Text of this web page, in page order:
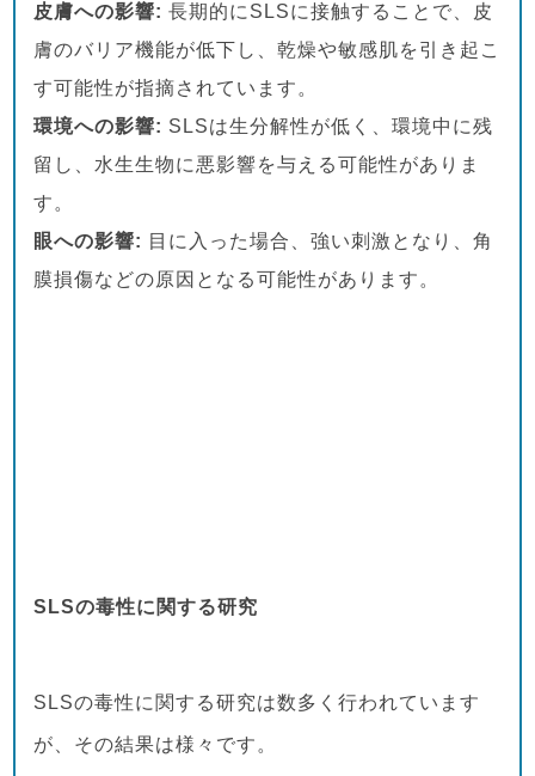
皮膚への影響: 長期的にSLSに接触することで、皮
膚のバリア機能が低下し、乾燥や敏感肌を引き起こ
す可能性が指摘されています。
環境への影響: SLSは生分解性が低く、環境中に残
留し、水生生物に悪影響を与える可能性がありま
す。
眼への影響: 目に入った場合、強い刺激となり、角
膜損傷などの原因となる可能性があります。
SLSの毒性に関する研究
SLSの毒性に関する研究は数多く行われています
が、その結果は様々です。